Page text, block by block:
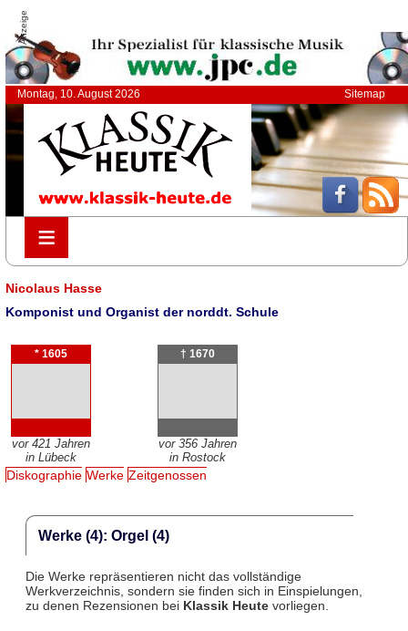
Anzeige
Montag, 10. August 2026 Sitemap
≡
≡
Nicolaus Hasse
Komponist und Organist der norddt. Schule
* 1605
vor 421 Jahren
in Lübeck
† 1670
vor 356 Jahren
in Rostock
Diskographie Werke Zeitgenossen
Werke (4): Orgel (4)
Die Werke repräsentieren nicht das vollständige
Werkverzeichnis, sondern sie finden sich in Einspielungen,
zu denen Rezensionen bei Klassik Heutevorliegen.